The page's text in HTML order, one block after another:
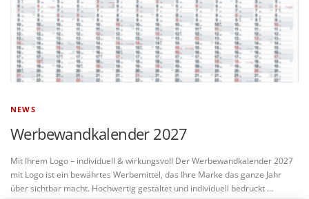
NEWS
Werbewandkalender 2027
Mit Ihrem Logo – individuell & wirkungsvoll Der Werbewandkalender 2027
mit Logo ist ein bewährtes Werbemittel, das Ihre Marke das ganze Jahr
über sichtbar macht. Hochwertig gestaltet und individuell bedruckt …